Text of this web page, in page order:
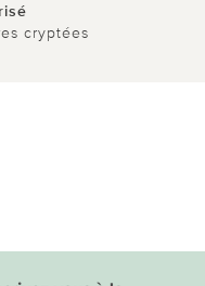
cryptées